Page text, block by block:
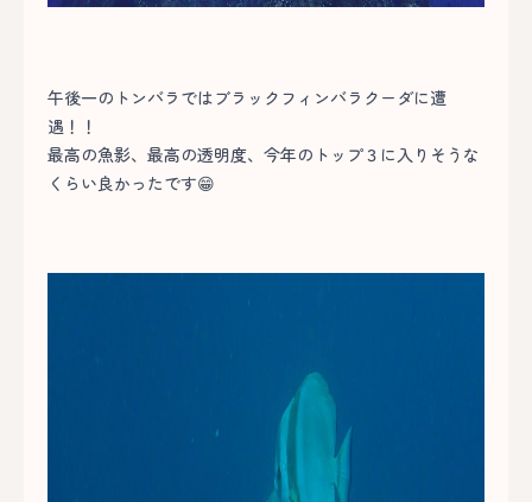
午後一のトンバラではブラックフィンバラクーダに遭
遇！！
最高の魚影、最高の透明度、今年のトップ３に入りそうな
くらい良かったです😁